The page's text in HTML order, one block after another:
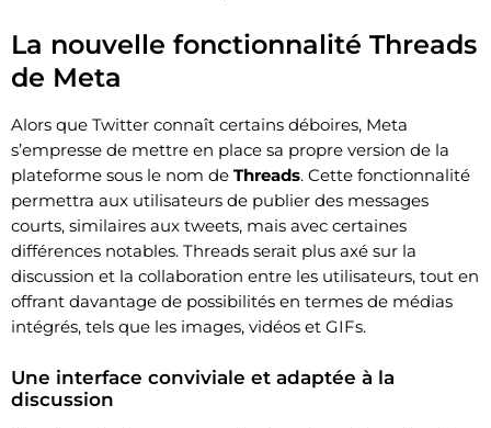
La nouvelle fonctionnalité Threads
de Meta
Alors que Twitter connaît certains déboires, Meta
s’empresse de mettre en place sa propre version de la
plateforme sous le nom de Threads. Cette fonctionnalité
permettra aux utilisateurs de publier des messages
courts, similaires aux tweets, mais avec certaines
différences notables. Threads serait plus axé sur la
discussion et la collaboration entre les utilisateurs, tout en
offrant davantage de possibilités en termes de médias
intégrés, tels que les images, vidéos et GIFs.
Une interface conviviale et adaptée à la
discussion